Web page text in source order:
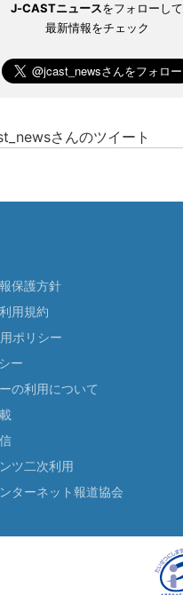
J-CASTニュースをフォローして
最新情報をチェック
さんのツイート
保護方針
用規約
ポリシー
ー
の利用について
ツ二次利用
ターネット報道協会